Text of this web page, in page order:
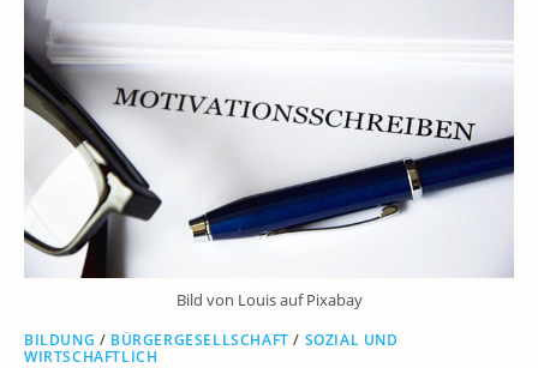
Bild von Louis auf Pixabay
BILDUNG / BÜRGERGESELLSCHAFT / SOZIAL UND
WIRTSCHAFTLICH